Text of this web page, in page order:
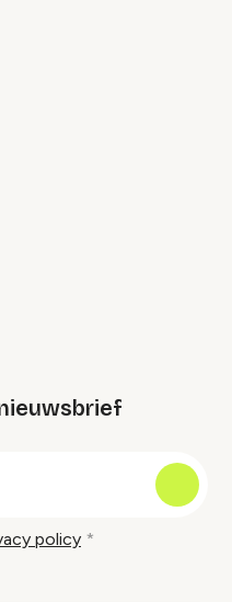
policy